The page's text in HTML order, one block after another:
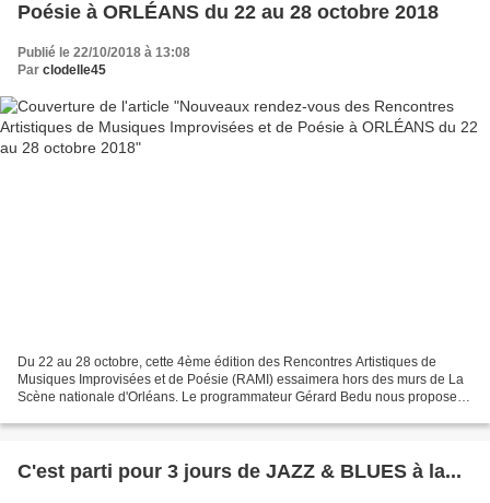
Poésie à ORLÉANS du 22 au 28 octobre 2018
Publié le 22/10/2018 à 13:08
Par clodelle45
Du 22 au 28 octobre, cette 4ème édition des Rencontres Artistiques de
Musiques Improvisées et de Poésie (RAMI) essaimera hors des murs de La
Scène nationale d'Orléans. Le programmateur Gérard Bedu nous propose
C'est parti pour 3 jours de JAZZ & BLUES à la...